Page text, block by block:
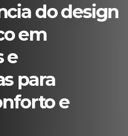
do design
em
e
para
e